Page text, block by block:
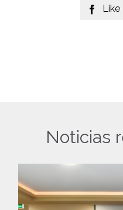
 Like
Noticias